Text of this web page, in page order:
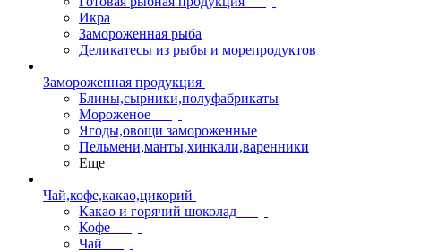
Икра
Замороженная рыба
Деликатесы из рыбы и морепродуктов
Замороженная продукция
Блины,сырники,полуфабрикаты
Мороженое
Ягоды,овощи замороженные
Пельмени,манты,хинкали,варенники
Еще
Чай,кофе,какао,цикорий
Какао и горячий шоколад
Кофе
Чай